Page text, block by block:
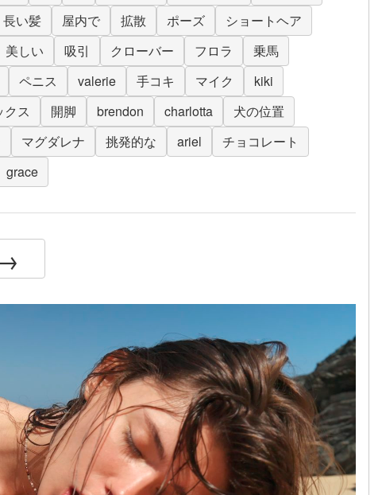
長い髪 屋内で 拡散 ポーズ
ショートヘア
美しい 吸引 クローバー フロラ
乗馬
ペニス valerie 手コキ マイク
kiki
クス 開脚 brendon charlotta
犬の位置
マグダレナ 挑発的な ariel
チョコレート
grace